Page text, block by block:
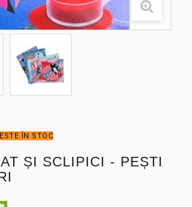
ÎN STOC
ȘI SCLIPICI - PEȘTI